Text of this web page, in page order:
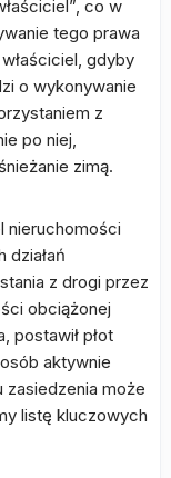
co w
tego prawa
gdyby
o wykonywanie
z
po niej,
zimą.
nieruchomości
działań
z drogi przez
obciążonej
postawił płot
aktywnie
zasiedzenia może
listę kluczowych